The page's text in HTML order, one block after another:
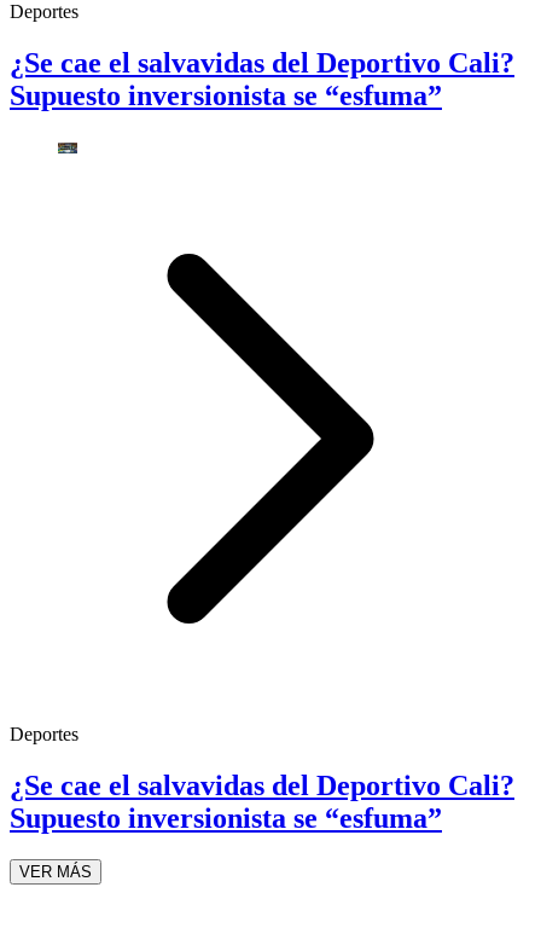
Deportes
¿Se cae el salvavidas del Deportivo Cali?
Supuesto inversionista se “esfuma”
Deportes
¿Se cae el salvavidas del Deportivo Cali?
Supuesto inversionista se “esfuma”
VER MÁS